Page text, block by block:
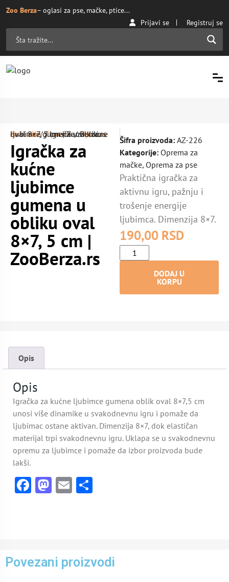
Zoo Berza– oglasi za pse, mačke, ptice...
Prijavi se
Registruj se
Početna/Oprema/
Oprema za mačke
/ Igračka za kućne ljubimce gumena u obliku oval 8×7, 5 cm | ZooBerza.rs
Igračka za
kućne
ljubimce
gumena u
obliku oval
8×7, 5 cm |
ZooBerza.rs
Šifra proizvoda: AZ-226
Kategorije: Oprema za
mačke, Oprema za pse
Praktična igračka za
aktivnu igru, pažnju i
trošenje energije
ljubimca. Dimenzija 8×7.
190,00 RSD
DODAJ U
KORPU
Opis
Opis
Igračka za kućne ljubimce gumena oblik oval 8×7,5 cm
unosi više dinamike u svakodnevnu igru i pomaže da
ljubimac ostane aktivan. Dimenzija 8×7, dok elastičan
materijal trpi svakodnevnu igru. Uklapa se u svakodnevnu
opremu za ljubimce i pomaže da izbor proizvoda bude
lakši.
Facebook
Mastodon
Email
Povezani proizvodi